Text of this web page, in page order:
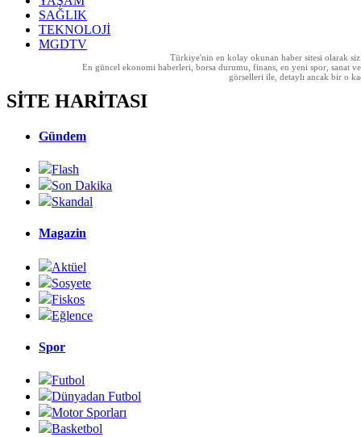
SAĞLIK
TEKNOLOJİ
MGDTV
Türkiye'nin en kolay okunan haber sitesi olarak siz
En güncel ekonomi haberleri, borsa durumu, finans, en yeni spor, sanat
görselleri ile, detaylı ancak bir o
SİTE HARİTASI
Gündem
Flash
Son Dakika
Skandal
Magazin
Aktüel
Sosyete
Fiskos
Eğlence
Spor
Futbol
Dünyadan Futbol
Motor Sporları
Basketbol